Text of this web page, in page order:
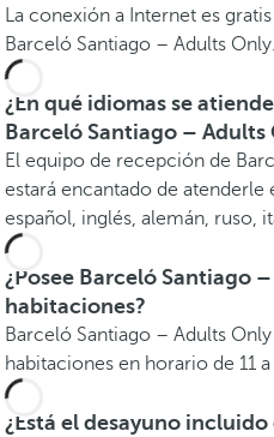
La conexión a Internet es
Barceló Santiago – Adults Only.
¿En qué idiomas se
Barceló Santiago – Adults
El equipo de recepción de
estará encantado de atenderle
español, inglés, alemán, ruso,
¿Posee Barceló Santiago
habitaciones?
Barceló Santiago – Adults
habitaciones en horario de 11 a
¿Está el desayuno